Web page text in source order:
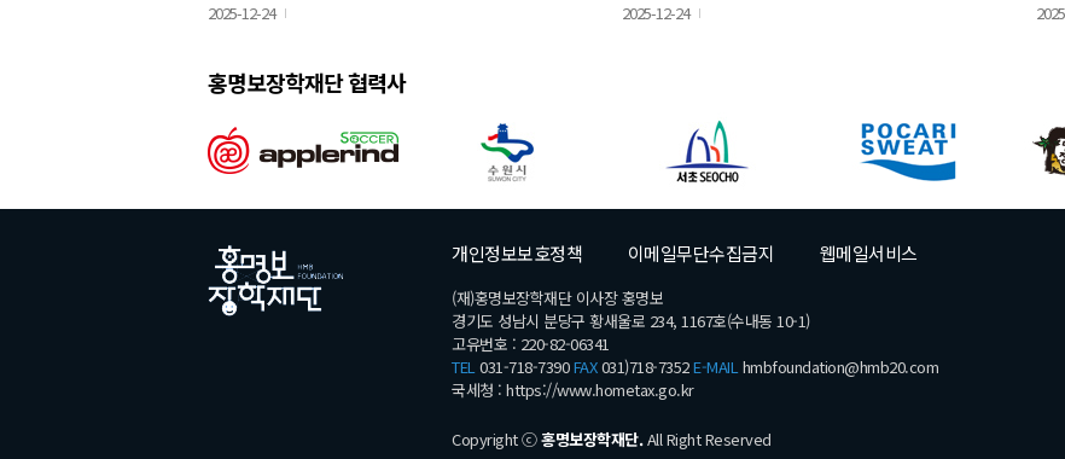
2025-12-24 2025-12-24
홍명보장학재단 협력사
개인정보보호정책 이메일무단수집금지 웹메일서비스
(재)홍명보장학재단 이사장 홍명보
경기도 성남시 분당구 황새울로 234, 1167호(수내동 10-1)
고유번호 : 220-82-06341
TEL031-718-7390FAX031)718-7352E-MAILhmbfoundation@hmb20.com
국세청 : https://www.hometax.go.kr
Copyright ⓒ홍명보장학재단.All Right Reserved